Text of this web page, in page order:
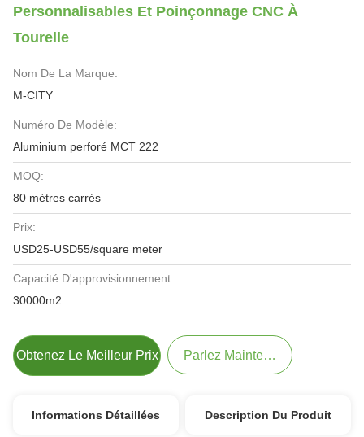
Personnalisables Et Poinçonnage CNC À
Tourelle
Nom De La Marque:
M-CITY
Numéro De Modèle:
Aluminium perforé MCT 222
MOQ:
80 mètres carrés
Prix:
USD25-USD55/square meter
Capacité D'approvisionnement:
30000m2
Obtenez Le Meilleur Prix Parlez Maintenant.
Informations Détaillées Description Du Produit